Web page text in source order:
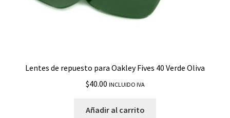
Lentes de repuesto para Oakley Fives 40 Verde Oliva
$40.00 INCLUIDO IVA
Añadir al carrito